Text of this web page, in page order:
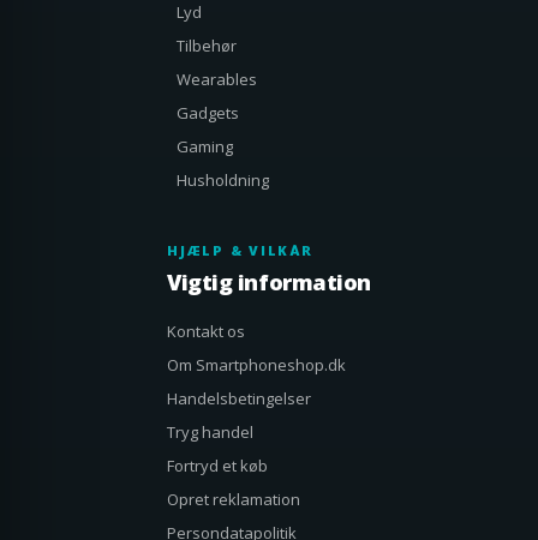
Lyd
Tilbehør
Wearables
Gadgets
Gaming
Husholdning
HJÆLP & VILKÅR
Vigtig information
Kontakt os
Om Smartphoneshop.dk
Handelsbetingelser
Tryg handel
Fortryd et køb
Opret reklamation
Persondatapolitik